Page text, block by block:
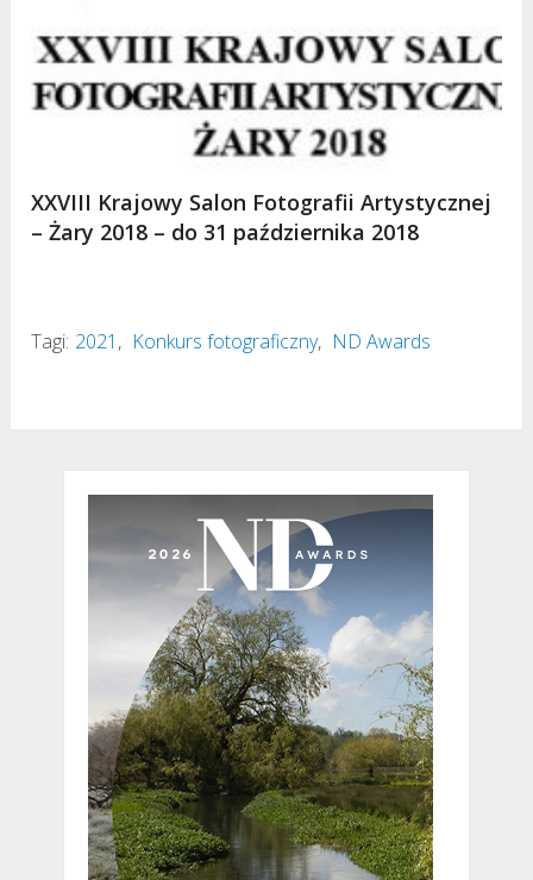
XXVIII Krajowy Salon Fotografii Artystycznej
– Żary 2018 – do 31 października 2018
Tagi: 2021 , Konkurs fotograficzny, ND Awards